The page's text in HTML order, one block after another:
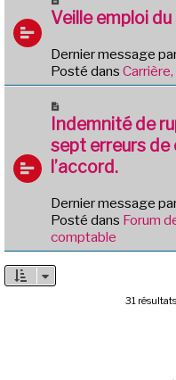
m
e
s
a
o
v
e
a
m
e
s
s
g
e
Veille emploi
Dernier message
Posté dans
o
u
v
e
u
m
e
s
Indemnité de
sept erreurs de
l’accord.
Dernier message
Posté dans Forum
comptable
31